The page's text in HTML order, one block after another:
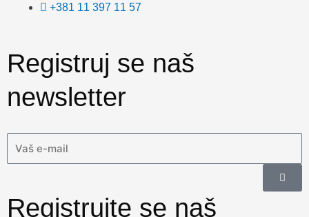
+381 11 397 11 57
Registruj se naš
newsletter
Registrujte se naš